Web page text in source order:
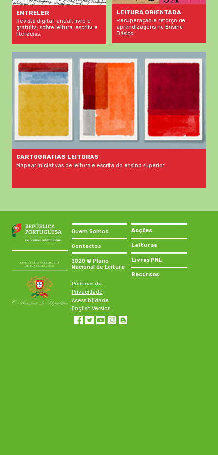
ENTRELER
Revista digital, anual, livre e
gratuita, sobre leitura, escrita e
literacias.
LEITURA ORIENTADA
Recuperação e reforço de
aprendizagens no Ensino
Básico.
CARTOGRAFIAS LEITORAS
Mapear iniciativas de leitura e escrita do ensino superior
Quem Somos
Contactos
2020 © Plano
Nacional de Leitura
Políticas de
Privacidade
Acessibilidade
English Version
Acções
Leituras
Livros PNL
Recursos